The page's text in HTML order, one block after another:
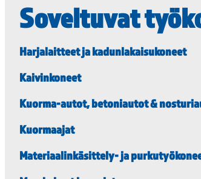
Soveltuvat
Harjalaitteet ja kadunlakaisukoneet
Kaivinkoneet
Kuorma-autot, betoniautot &
Kuormaajat
Materiaalinkäsittely- ja